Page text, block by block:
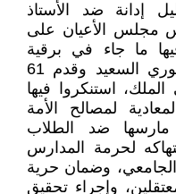
إدانة ضد الأستاذ
مجلس الأعيان على
ما جاء في برقية
الجادرجي، ويدافع عن حكومة نوري السعيد وقدم 61
استنكروا فيها
لمصالح الأمة
مارسها ضد الطلاب
لحرمة المدارس
الجامعي، وضمان حرية
وإجراء تحقيق